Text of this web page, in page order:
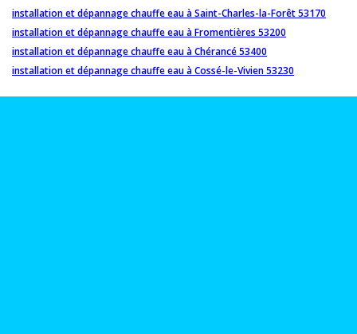
installation et dépannage chauffe eau à Saint-Charles-la-Forêt 53170
installation et dépannage chauffe eau à Fromentières 53200
installation et dépannage chauffe eau à Chérancé 53400
installation et dépannage chauffe eau à Cossé-le-Vivien 53230